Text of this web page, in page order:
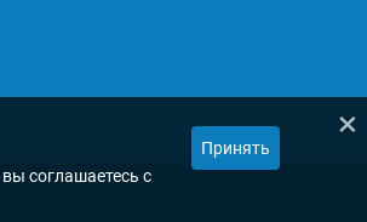
×
соглашаетесь с
Принять